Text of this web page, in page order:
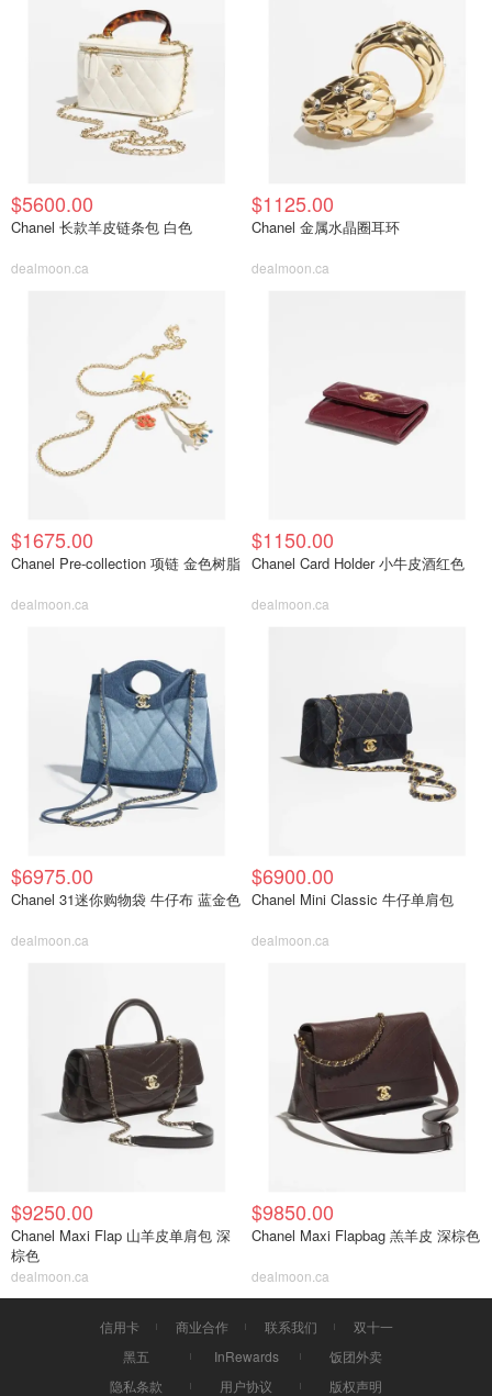
$5600.00
Chanel 长款羊皮链条包 白色
dealmoon.ca
$1125.00
Chanel 金属水晶圈耳环
dealmoon.ca
$1675.00
Chanel Pre-collection 项链 金色树脂
dealmoon.ca
$1150.00
Chanel Card Holder 小牛皮酒红色
dealmoon.ca
$6975.00
Chanel 31迷你购物袋 牛仔布 蓝金色
dealmoon.ca
$6900.00
Chanel Mini Classic 牛仔单肩包
dealmoon.ca
$9250.00
Chanel Maxi Flap 山羊皮单肩包 深
棕色
dealmoon.ca
$9850.00
Chanel Maxi Flapbag 羔羊皮 深棕色
dealmoon.ca
信用卡 商业合作 联系我们
双十一
黑五
InRewards
饭团外卖
隐私条款
用户协议 版权声明